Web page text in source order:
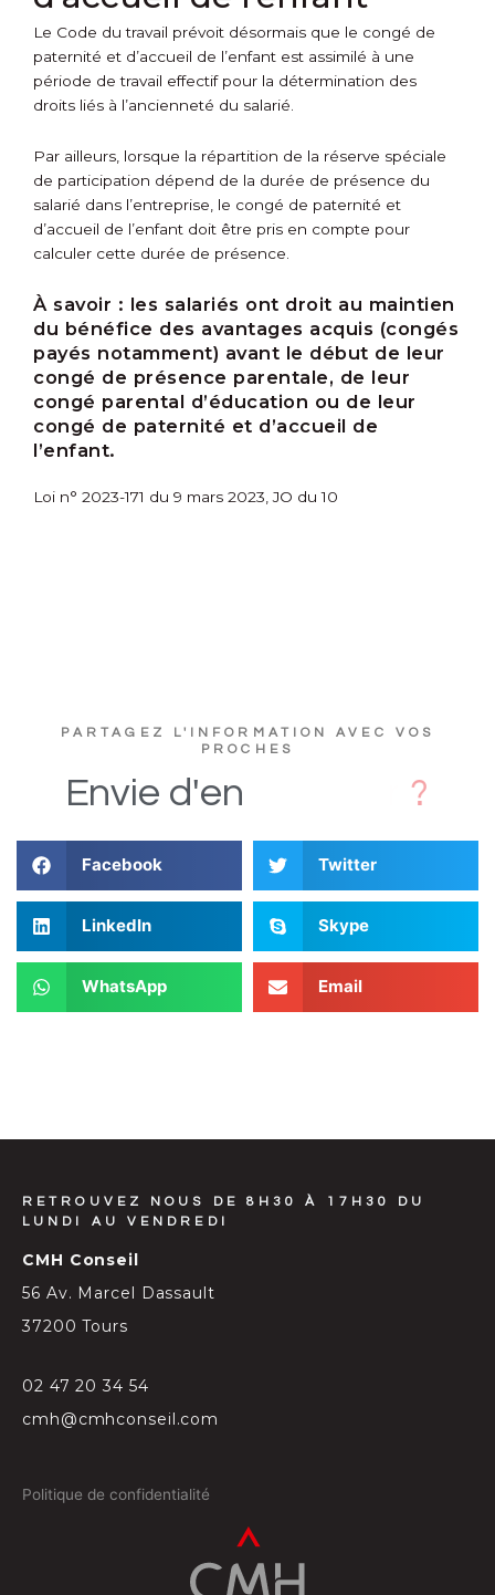
Le Code du travail prévoit désormais que le congé de
paternité et d’accueil de l’enfant est assimilé à une
période de travail effectif pour la détermination des
droits liés à l’ancienneté du salarié.
Par ailleurs, lorsque la répartition de la réserve spéciale
de participation dépend de la durée de présence du
salarié dans l’entreprise, le congé de paternité et
d’accueil de l’enfant doit être pris en compte pour
calculer cette durée de présence.
À savoir : les salariés ont droit au maintien
du bénéfice des avantages acquis (congés
payés notamment) avant le début de leur
congé de présence parentale, de leur
congé parental d’éducation ou de leur
congé de paternité et d’accueil de
l’enfant.
Loi n° 2023-171 du 9 mars 2023, JO du 10
PARTAGEZ L'INFORMATION AVEC VOS
PROCHES
Envie d'en
Facebook Twitter
LinkedIn Skype
WhatsApp Email
RETROUVEZ NOUS DE 8H30 À 17H30 DU
LUNDI AU VENDREDI
CMH Conseil
56 Av. Marcel Dassault
37200 Tours
02 47 20 34 54
cmh@cmhconseil.com
Politique de confidentialité